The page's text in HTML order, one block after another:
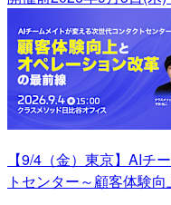
【9/4（金）東京】AIチ
トセンター～顧客体験